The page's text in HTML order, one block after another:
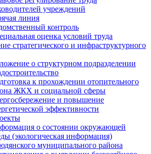
учреждений
линия
контроль
оценка условий труда
стратегического и инфраструктурного
о структурном подразделении
к прохождении отопительного
ЖКХ и социальной сферы
и повышение
эффективности
о состоянии окружающей
(экологическая информация)
муниципального района